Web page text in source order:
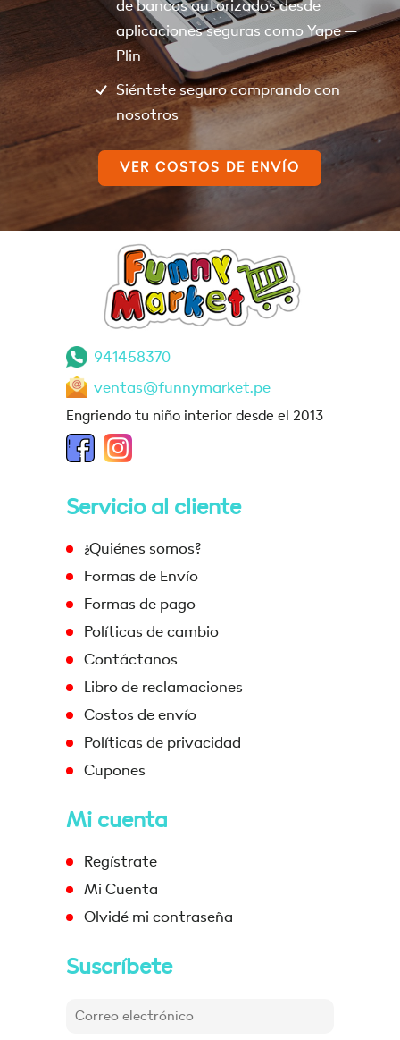
de bancos autorizados desde
aplicaciones seguras como Yape –
Plin
Siéntete seguro comprando con
nosotros
VER COSTOS DE ENVÍO
941458370
ventas@funnymarket.pe
Engriendo tu niño interior desde el 2013
Servicio al cliente
¿Quiénes somos?
Formas de Envío
Formas de pago
Políticas de cambio
Contáctanos
Libro de reclamaciones
Costos de envío
Políticas de privacidad
Cupones
Mi cuenta
Regístrate
Mi Cuenta
Olvidé mi contraseña
Suscríbete